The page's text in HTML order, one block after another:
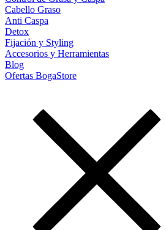
Cabello Graso
Anti Caspa
Detox
Fijación y Styling
Accesorios y Herramientas
Blog
Ofertas BogaStore